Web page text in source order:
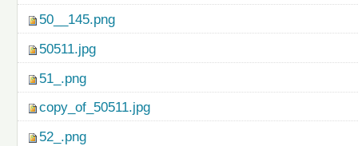
50__145.png
50511.jpg
51_.png
copy_of_50511.jpg
52_.png